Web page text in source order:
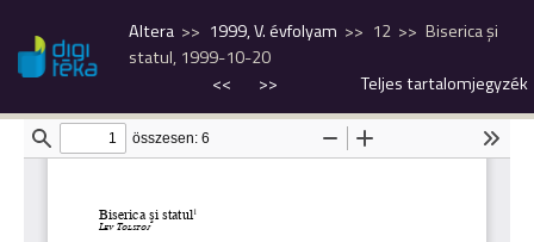
Altera 1999, V. évfolyam 12
Biserica şi
statul, 1999-10-20
<<
>> Teljes tartalomjegyzék